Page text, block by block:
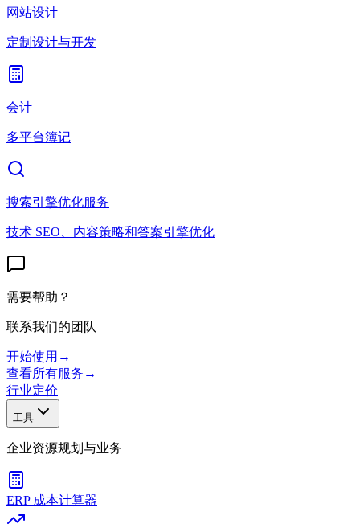
网站设计
定制设计与开发
会计
多平台簿记
搜索引擎优化服务
技术 SEO、内容策略和答案引擎优化
需要帮助？
联系我们的团队
开始使用 →
查看所有服务 →
行业定价
工具
企业资源规划与业务
ERP 成本计算器